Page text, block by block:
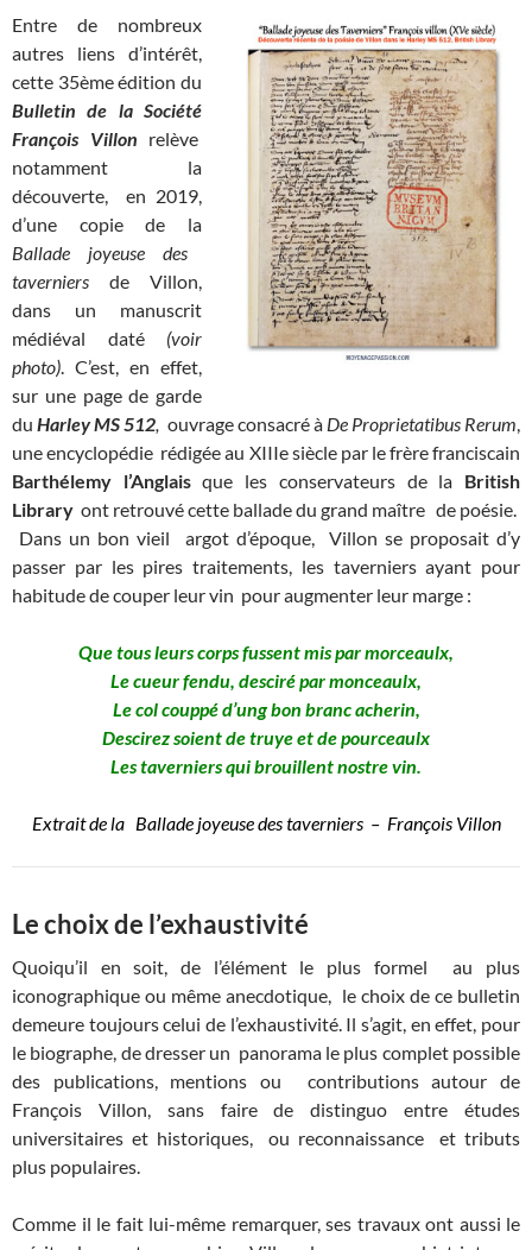
Entre de nombreux
autres liens d’intérêt,
cette 35ème édition du
Bulletin de la Société
François Villon relève
notamment la
découverte, en 2019,
d’une copie de la
Ballade joyeuse des
taverniers de Villon,
dans un manuscrit
médiéval daté (voir
photo). C’est, en effet,
sur une page de garde
duHarley MS 512, ouvrage consacré à De Proprietatibus Rerum,
une encyclopédie rédigée au XIIIe siècle par le frère franciscain
Barthélemy l’Anglaisque les conservateurs de la British
Library ont retrouvé cette ballade du grand maître de poésie.
Dans un bon vieil argot d’époque, Villon se proposait d’y
passer par les pires traitements, les taverniers ayant pour
habitude de couper leur vin pour augmenter leur marge :
Que tous leurs corps fussent mis par morceaulx,
Le cueur fendu, desciré par monceaulx,
Le col couppé d’ung bon branc acherin,
Descirez soient de truye et de pourceaulx
Les taverniers qui brouillent nostre vin.
Extrait de la Ballade joyeuse des taverniers– François Villon
Le choix de l’exhaustivité
Quoiqu’il en soit, de l’élément le plus formel au plus
iconographique ou même anecdotique, le choix de ce bulletin
demeure toujours celui de l’exhaustivité. Il s’agit, en effet, pour
le biographe, de dresser un panorama le plus complet possible
des publications, mentions ou contributions autour de
François Villon, sans faire de distinguo entre études
universitaires et historiques, ou reconnaissance et tributs
plus populaires.
Comme il le fait lui-même remarquer, ses travaux ont aussi le